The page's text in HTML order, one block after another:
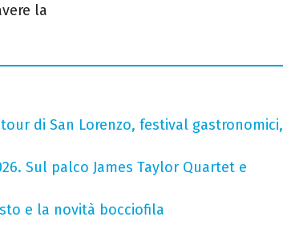
la
di San Lorenzo, festival gastronomici,
Sul palco James Taylor Quartet e
e la novità bocciofila